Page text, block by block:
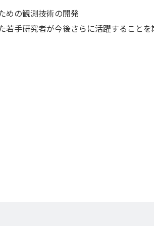
めの観測技術の開発
若手研究者が今後さらに活躍すること